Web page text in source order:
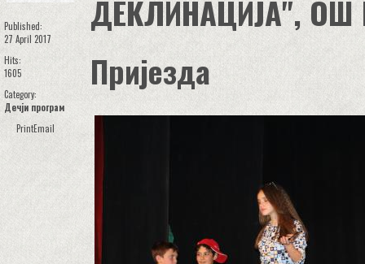
Published:
27 April 2017
Hits:
1605
Category:
Дечји програм
PrintEmail
ДЕКЛИНАЦИЈА", ОШ
Пријезда